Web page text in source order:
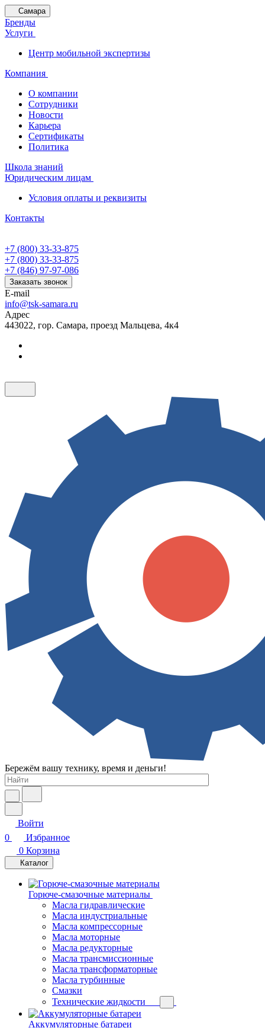
Самара
Бренды
Услуги
Центр мобильной экспертизы
Компания
О компании
Сотрудники
Новости
Карьера
Сертификаты
Политика
Школа знаний
Юридическим лицам
Условия оплаты и реквизиты
Контакты
+7 (800) 33-33-875
+7 (800) 33-33-875
+7 (846) 97-97-086
Заказать звонок
E-mail
info@tsk-samara.ru
Адрес
443022, гор. Самара, проезд Мальцева, 4к4
Бережём вашу технику, время и деньги!
Войти
0
Избранное
0 Корзина
Каталог
Горюче-смазочные материалы
Масла гидравлические
Масла индустриальные
Масла компрессорные
Масла моторные
Масла редукторные
Масла трансмиссионные
Масла трансформаторные
Масла турбинные
Смазки
Технические жидкости
Аккумуляторные батареи